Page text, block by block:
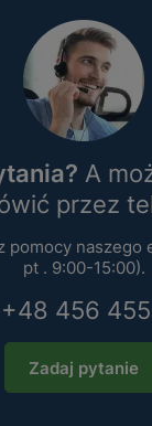
A
przez
pomocy naszego
pt . 9:00-15:00).
+48 456
Zadaj pytanie